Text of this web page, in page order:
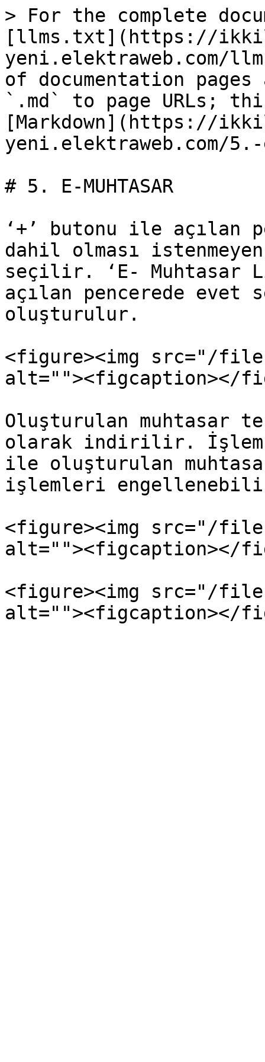
> For the complete
[llms.txt](https://
yeni.elektraweb.com/
of documentation
`.md` to page URLs;
[Markdown](https://
yeni.elektraweb.com/
# 5. E-MUHTASAR
‘+’ butonu ile açılan
dahil olması
seçilir. ‘E- Muhtasar
açılan pencerede
oluşturulur.
<figure><img src="/
alt=""><figcaption></
Oluşturulan muhtasar
olarak indirilir. İşlem
ile oluşturulan
işlemleri
<figure><img src="/files/
alt=""><figcaption></
<figure><img src="/files/